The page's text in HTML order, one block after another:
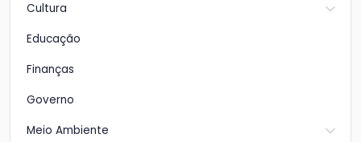
Cultura
Educação
Finanças
Governo
Meio Ambiente